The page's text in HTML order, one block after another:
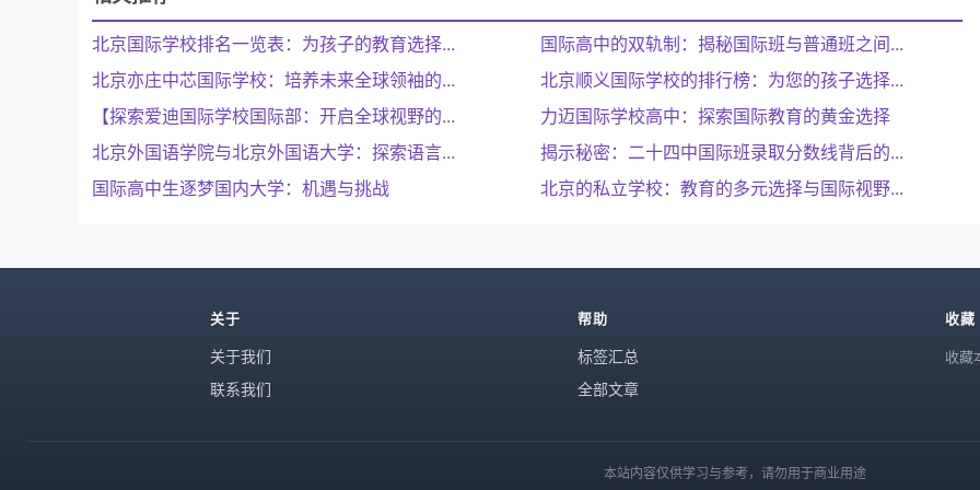
北京国际学校排名一览表：为孩子的教育选择...
国际高中的双轨制：揭秘国际班与普通班之间...
北京亦庄中芯国际学校：培养未来全球领袖的...
北京顺义国际学校的排行榜：为您的孩子选择...
【探索爱迪国际学校国际部：开启全球视野的...
力迈国际学校高中：探索国际教育的黄金选择
北京外国语学院与北京外国语大学：探索语言...
揭示秘密：二十四中国际班录取分数线背后的...
国际高中生逐梦国内大学：机遇与挑战
北京的私立学校：教育的多元选择与国际视野...
关于
关于我们
联系我们
帮助
标签汇总
全部文章
收藏
收藏
本站内容仅供学习与参考，请勿用于商业用途